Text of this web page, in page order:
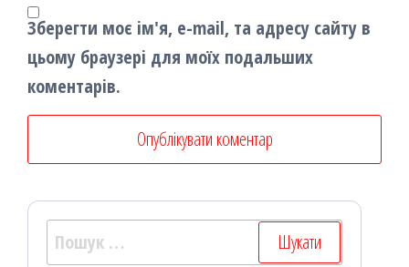
Зберегти моє ім'я, e-mail, та адресу сайту в
цьому браузері для моїх подальших
коментарів.
Пошук: